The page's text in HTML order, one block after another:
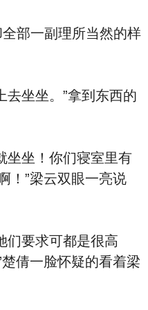
一副理所当然的样
坐坐。”拿到东西的
坐！你们寝室里有
！”梁云双眼一亮说
要求可都是很高
倩一脸怀疑的看着梁